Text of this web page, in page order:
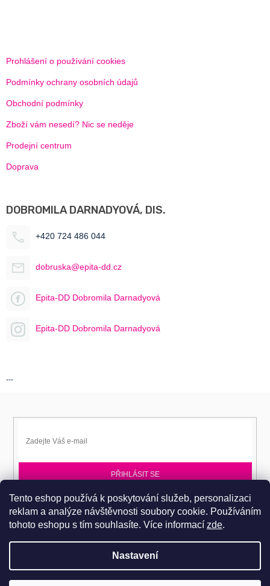
Tento eshop používá k poskytování služeb, personalizaci
reklam a analýze návštěvnosti soubory cookie. Používáním
tohoto eshopu s tím souhlasíte. Více informací zde.
Nastavení
Prohlášení o používání cookies
Podmínky ochrany osobních údajů
Obchodní podmínky
Zboží vám nesedí? Nic se neděje
Prodejní centrum
Doprava
DOBROMILA DARNADYOVÁ, DIS.
+420 724 486 044
dobruska@epita-dd.cz
Epita-DD Dobromila Darnadyová
Epita-DD Dobromila Darnadyová
---
PŘIHLÁSIT SE
Přihlaste se k EPITA-DD a získávejte novinky jako první.